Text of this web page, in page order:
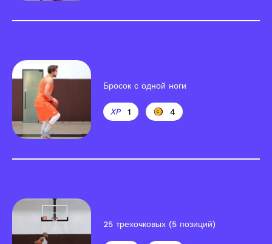
Бросок с одной ноги
1 4
25 трехочковых (5 позиций)